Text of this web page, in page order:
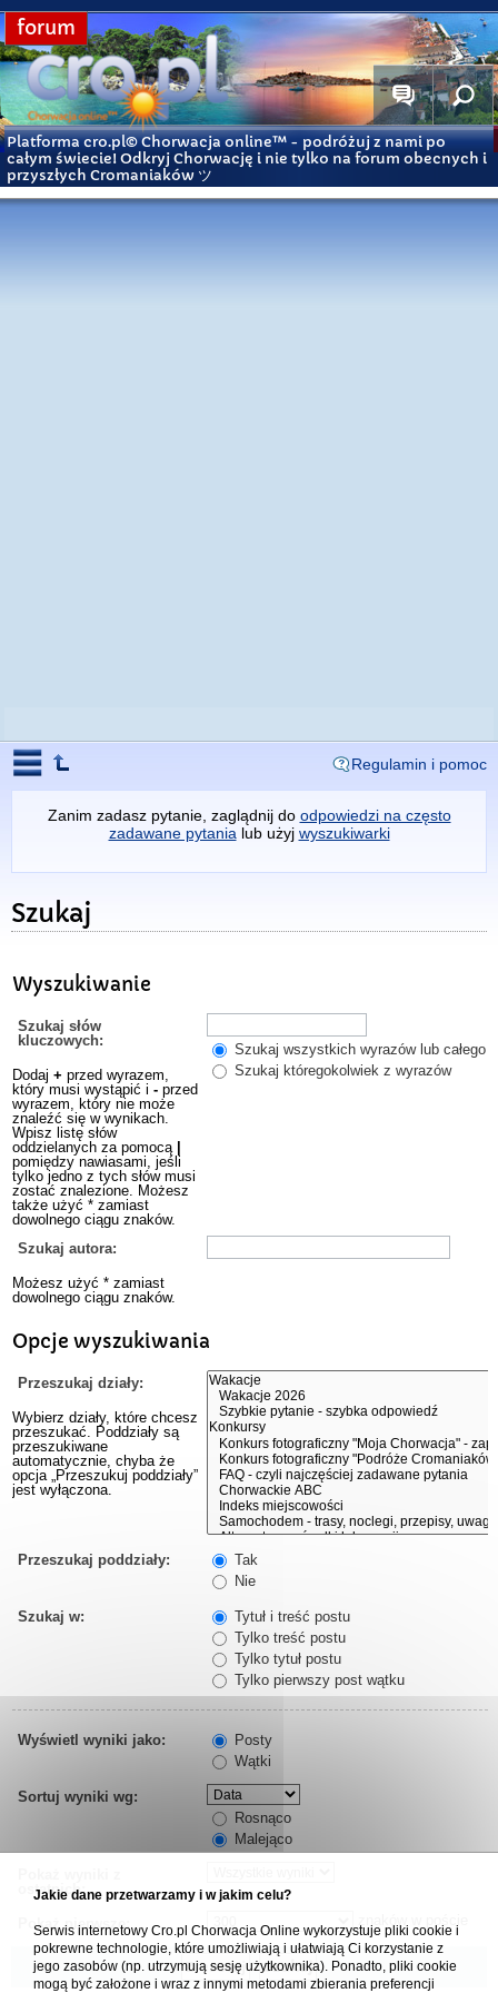
forum
Platforma cro.pl© Chorwacja online™ - podróżuj z nami po
całym świecie! Odkryj Chorwację i nie tylko na forum obecnych i
przyszłych Cromaniaków ツ
Regulamin i pomoc
Zanim zadasz pytanie, zaglądnij do odpowiedzi na często
zadawane pytania lub użyj wyszukiwarki
Szukaj
Wyszukiwanie
Szukaj słów
kluczowych:
Dodaj + przed wyrazem,
który musi wystąpić i - przed
wyrazem, który nie może
znaleźć się w wynikach.
Wpisz listę słów
oddzielanych za pomocą
pomiędzy nawiasami, jeśli
tylko jedno z tych słów musi
zostać znalezione. Możesz
także użyć * zamiast
dowolnego ciągu znaków.
Szukaj wszystkich wyrazów lub całego
Szukaj któregokolwiek z wyrazów
Szukaj autora:
Możesz użyć * zamiast
dowolnego ciągu znaków.
Opcje wyszukiwania
Przeszukaj działy:
Wybierz działy, które chcesz
przeszukać. Poddziały są
przeszukiwane
automatycznie, chyba że
opcja „Przeszukuj poddziały”
jest wyłączona.
Przeszukaj poddziały:
Tak
Nie
Szukaj w:
Tytuł i treść postu
Tylko treść postu
Tylko tytuł postu
Tylko pierwszy post wątku
Wyświetl wyniki jako:
Posty
Wątki
Sortuj wyniki wg:
Rosnąco
Malejąco
ostatnich:
Pokaż pierwsze:
Jakie dane przetwarzamy i w jakim celu?
Serwis internetowy Cro.pl Chorwacja Online wykorzystuje pliki cookie i
pokrewne technologie, które umożliwiają i ułatwiają Ci korzystanie z
jego zasobów (np. utrzymują sesję użytkownika). Ponadto, pliki cookie
mogą być założone i wraz z innymi metodami zbierania preferencji